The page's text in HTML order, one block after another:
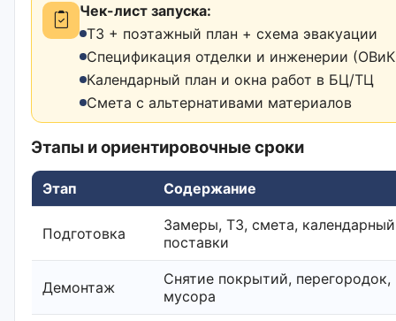
Чек-лист запуска:
ТЗ + поэтажный план + схема эвакуации
Спецификация отделки и инженерии
Календарный план и окна работ в БЦ/ТЦ
Смета с альтернативами материалов
Этапы и ориентировочные сроки
Этап Содержание
Подготовка
Замеры, ТЗ, смета,
поставки
Демонтаж
Снятие покрытий, перегородок,
мусора